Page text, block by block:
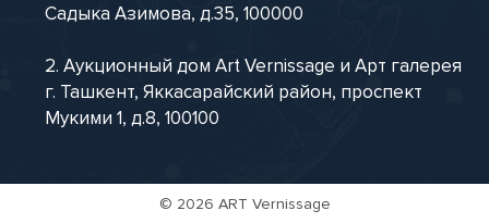
Садыка Азимова, д.35, 100000
2. Аукционный дом Art Vernissage и Арт галерея
г. Ташкент, Яккасарайский район, проспект
Мукими 1, д.8, 100100
© 2026 ART Vernissage